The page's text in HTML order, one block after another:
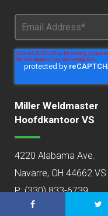
Miller Weldmaster
Hoofdkantoor VS
4220 Alabama Ave.
Navarre, OH 44662 VS
P:(330) 833-6739